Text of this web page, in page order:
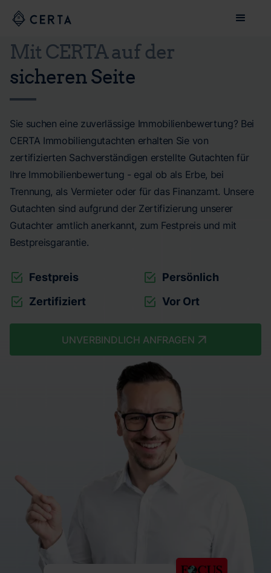
Mit CERTA auf der
sicheren Seite
Sie suchen eine zuverlässige Immobilienbewertung? Bei
CERTA Immobiliengutachten erhalten Sie von
zertifizierten Sachverständigen erstellte Gutachten für
Ihre Immobilienbewertung - egal ob als Erbe, bei
Trennung, als Vermieter oder für das Finanzamt. Unsere
Gutachten sind aufgrund der Zertifizierung unserer
Gutachter amtlich anerkannt, zum Festpreis und mit
Bestpreisgarantie.
Festpreis
Persönlich
Zertifiziert
Vor Ort
UNVERBINDLICH ANFRAGEN